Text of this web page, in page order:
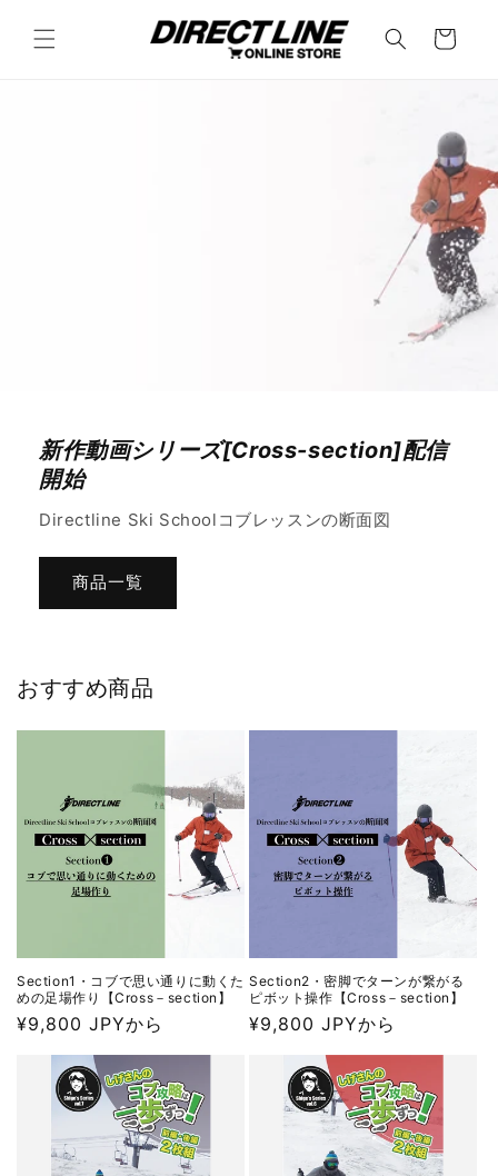
ンツに
進む
ー
新作動画シリーズ[Cross-section]配信
開始
Directline Ski Schoolコブレッスンの断面図
商品一覧
おすすめ商品
Section1・コブで思い通りに動くた
めの足場作り【Cross－section】
通
¥9,800 JPYから
Section2・密脚でターンが繋がる
ピボット操作【Cross－section】
通
¥9,800 JPYから